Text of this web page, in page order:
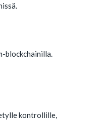
blockchainilla.
kontrollille,